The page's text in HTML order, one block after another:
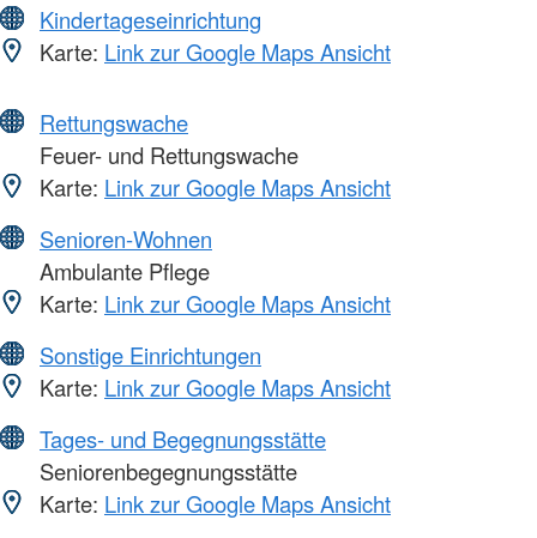
Kindertageseinrichtung
Karte: Link zur Google Maps Ansicht
Rettungswache
Feuer- und Rettungswache
Karte: Link zur Google Maps Ansicht
Senioren-Wohnen
Ambulante Pflege
Karte: Link zur Google Maps Ansicht
Sonstige Einrichtungen
Karte: Link zur Google Maps Ansicht
Tages- und Begegnungsstätte
Seniorenbegegnungsstätte
Karte: Link zur Google Maps Ansicht